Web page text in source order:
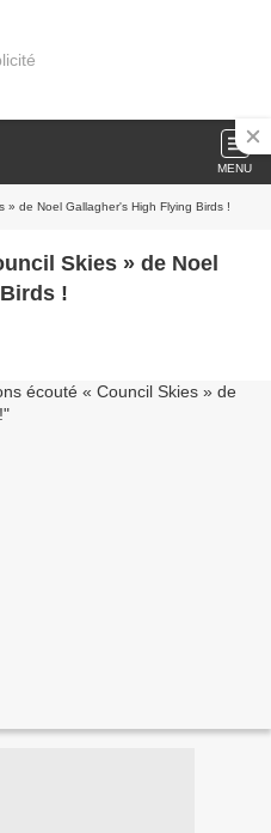
MENU
» de Noel Gallagher's High Flying Birds !
Skies » de Noel
!